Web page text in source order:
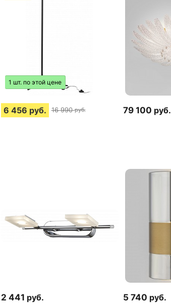
1 шт. по этой цене
6 456 руб. 16 990 руб. 79 100 руб.
2 441 руб. 5 740 руб.